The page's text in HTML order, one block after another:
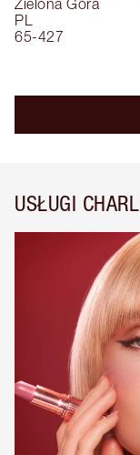
Zielona Góra
PL
65-427
USŁUGI